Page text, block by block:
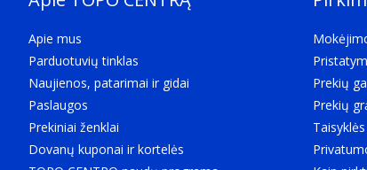
Apie mus
Parduotuvių tinklas
Naujienos, patarimai ir gidai
Paslaugos
Prekiniai ženklai
Dovanų kuponai ir kortelės
Prekių
Prekių
Taisyklės